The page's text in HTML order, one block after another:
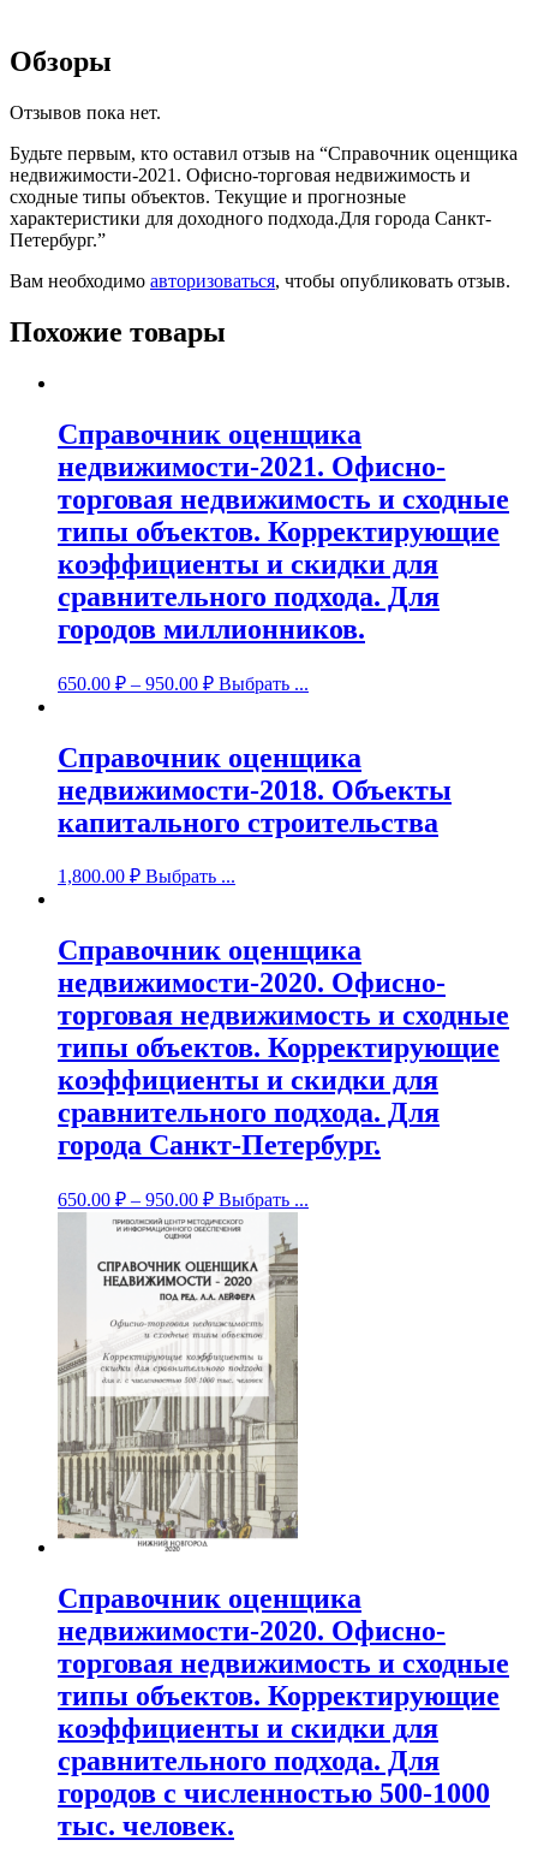
Обзоры
Отзывов пока нет.
Будьте первым, кто оставил отзыв на “Справочник оценщика
недвижимости-2021. Офисно-торговая недвижимость и
сходные типы объектов. Текущие и прогнозные
характеристики для доходного подхода.Для города Санкт-
Петербург.”
Вам необходимо авторизоваться, чтобы опубликовать отзыв.
Похожие товары
Справочник оценщика
недвижимости-2021. Офисно-
торговая недвижимость и сходные
типы объектов. Корректирующие
коэффициенты и скидки для
сравнительного подхода. Для
городов миллионников.
650.00 ₽ – 950.00 ₽ Выбрать ...
Справочник оценщика
недвижимости-2018. Объекты
капитального строительства
1,800.00 ₽ Выбрать ...
Справочник оценщика
недвижимости-2020. Офисно-
торговая недвижимость и сходные
типы объектов. Корректирующие
коэффициенты и скидки для
сравнительного подхода. Для
города Санкт-Петербург.
650.00 ₽ – 950.00 ₽ Выбрать ...
Справочник оценщика
недвижимости-2020. Офисно-
торговая недвижимость и сходные
типы объектов. Корректирующие
коэффициенты и скидки для
сравнительного подхода. Для
городов с численностью 500-1000
тыс. человек.